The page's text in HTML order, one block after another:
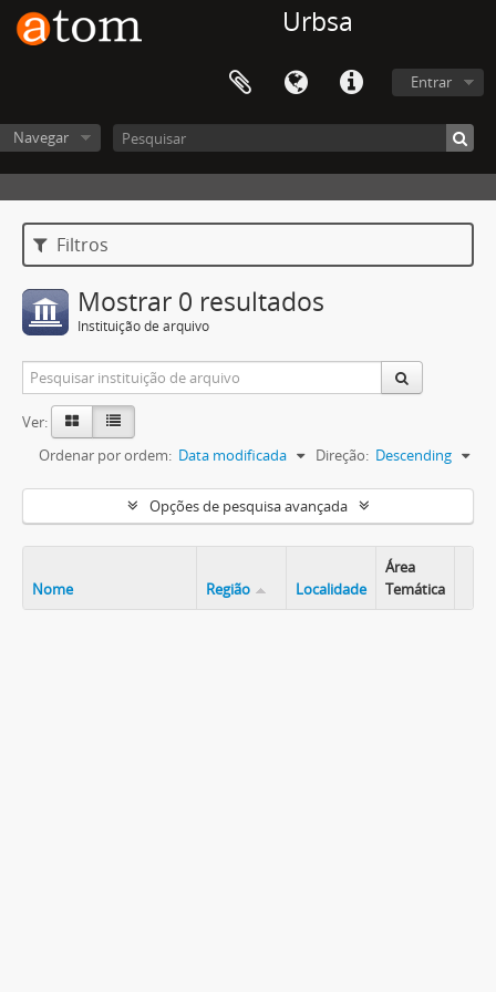
Urbsa
Entrar
Navegar
Filtros
Mostrar 0 resultados
Instituição de arquivo
Ver:
Ordenar por ordem: Data modificada Direção: Descending
Opções de pesquisa avançada
Nome Região Localidade
Área
Temática